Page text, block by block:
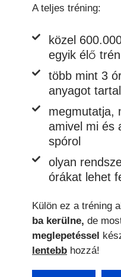
A teljes tréning:
közel
egyik élő
több mint 3
anyagot
megmutatja,
amivel mi és
spórol
olyan
órákat lehet
Külön ez a tréning
ba kerülne, de
meglepetéssel
lentebb hozzá!